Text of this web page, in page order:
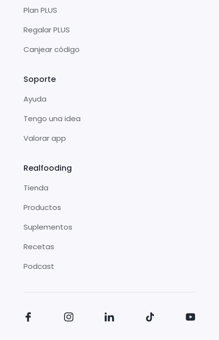
Plan PLUS
Regalar PLUS
Canjear código
Soporte
Ayuda
Tengo una idea
Valorar app
Realfooding
Tienda
Productos
Suplementos
Recetas
Podcast